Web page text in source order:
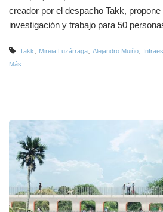
creador por el despacho Takk,
investigación y trabajo para 50
Takk, Mireia Luzárraga, Alejandro Muiño,
Más...